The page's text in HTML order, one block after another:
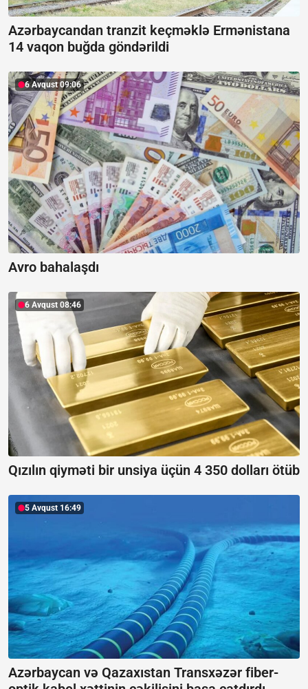
Azərbaycandan tranzit keçməklə Ermənistana
14 vaqon buğda göndərildi
6 Avqust 09:06
Avro bahalaşdı
6 Avqust 08:46
Qızılın qiyməti bir unsiya üçün 4 350 dolları ötüb
5 Avqust 16:49
Azərbaycan və Qazaxıstan Transxəzər fiber-